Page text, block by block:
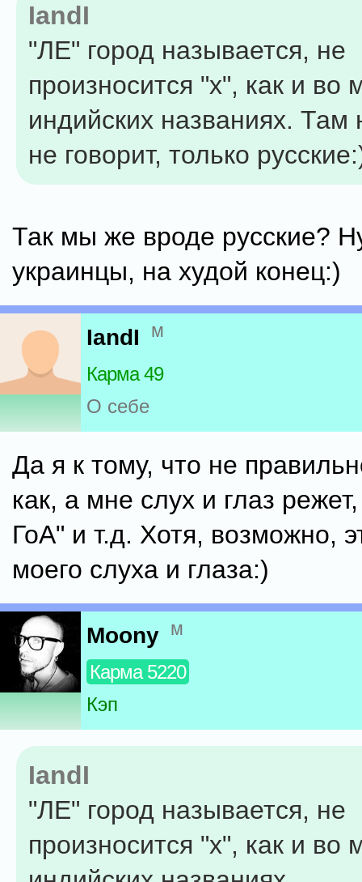
IandI
"ЛЕ" город называется, не
произносится "х", как и во
индийских названиях. Там
не говорит, только
Так мы же вроде русские?
украинцы, на худой конец:)
IandI м
Карма 49
О себе
Да я к тому, что не
как, а мне слух и глаз
ГоА" и т.д. Хотя, возможно,
моего слуха и глаза:)
Moony м
Карма 5220
Кэп
IandI
"ЛЕ" город называется, не
произносится "х", как и во